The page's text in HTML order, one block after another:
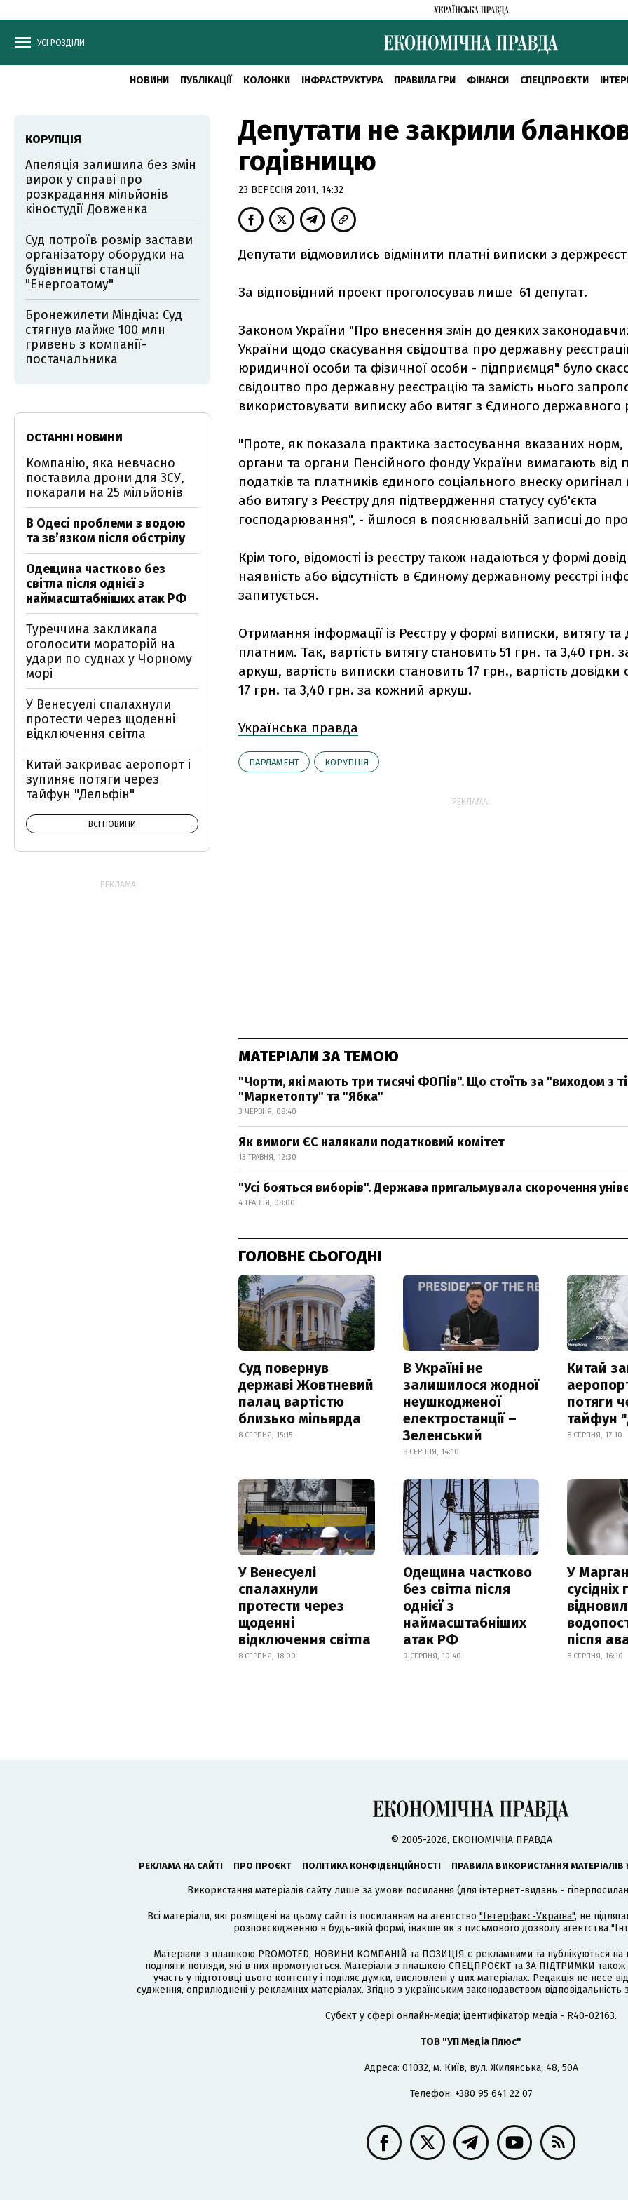
УСІ РОЗДІЛИ
НОВИНИ ПУБЛІКАЦІЇ КОЛОНКИ ІНФРАСТРУКТУРА ПРАВИЛА ГРИ ФІНАНСИ СПЕЦПРОЄКТИ
Депутати не закрили
годівницю
23 ВЕРЕСНЯ 2011, 14:32
Депутати відмовились відмінити платні виписки з
За відповідний проект проголосував лише 61 депутат.
Законом України "Про внесення змін до деяких
України щодо скасування свідоцтва про державну
юридичної особи та фізичної особи - підприємця" було
свідоцтво про державну реєстрацію та замість нього
використовувати виписку або витяг з Єдиного державного
"Проте, як показала практика застосування вказаних норм,
органи та органи Пенсійного фонду України вимагають від
податків та платників єдиного соціального внеску
або витягу з Реєстру для підтвердження статусу суб'єкта
господарювання", - йшлося в пояснювальній записці до
Крім того, відомості із реєстру також надаються у формі
наявність або відсутність в Єдиному державному реєстрі
запитується.
Отримання інформації із Реєстру у формі виписки, витягу та
платним. Так, вартість витягу становить 51 грн. та 3,40 грн.
аркуш, вартість виписки становить 17 грн., вартість довідки
17 грн. та 3,40 грн. за кожний аркуш.
Українська правда
ПАРЛАМЕНТ КОРУПЦІЯ
РЕКЛАМА:
МАТЕРІАЛИ ЗА ТЕМОЮ
"Чорти, які мають три тисячі ФОПів". Що стоїть за "виходом з
"Маркетопту" та "Ябка"
3 ЧЕРВНЯ, 08:40
Як вимоги ЄС налякали податковий комітет
13 ТРАВНЯ, 12:30
"Усі бояться виборів". Держава пригальмувала скорочення
4 ТРАВНЯ, 08:00
ГОЛОВНЕ СЬОГОДНІ
Суд повернув
державі Жовтневий
палац вартістю
близько мільярда
8 СЕРПНЯ, 15:15
В Україні не
залишилося жодної
неушкодженої
електростанції –
Зеленський
8 СЕРПНЯ, 14:10
Китай
потяги
тайфун
8 СЕРПНЯ, 17:10
У Венесуелі
спалахнули
протести через
щоденні
відключення світла
8 СЕРПНЯ, 18:00
Одещина частково
без світла після
однієї з
наймасштабніших
атак РФ
9 СЕРПНЯ, 10:40
У
після
8 СЕРПНЯ, 16:10
КОРУПЦІЯ
Апеляція залишила без змін
вирок у справі про
розкрадання мільйонів
кіностудії Довженка
Суд потроїв розмір застави
організатору оборудки на
будівництві станції
"Енергоатому"
Бронежилети Міндіча: Суд
стягнув майже 100 млн
гривень з компанії-
постачальника
ОСТАННІ НОВИНИ
Компанію, яка невчасно
поставила дрони для ЗСУ,
покарали на 25 мільйонів
В Одесі проблеми з водою
та звʼязком після обстрілу
Одещина частково без
світла після однієї з
наймасштабніших атак РФ
Туреччина закликала
оголосити мораторій на
удари по суднах у Чорному
морі
У Венесуелі спалахнули
протести через щоденні
відключення світла
Китай закриває аеропорт і
зупиняє потяги через
тайфун "Дельфін"
ВСІ НОВИНИ
РЕКЛАМА:
© 2005-2026, ЕКОНОМІЧНА ПРАВДА
РЕКЛАМА НА САЙТІ ПРО ПРОЄКТ ПОЛІТИКА КОНФІДЕНЦІЙНОСТІ ПРАВИЛА ВИКОРИСТАННЯ МАТЕРІАЛІВ
Використання матеріалів сайту лише за умови посилання (для інтернет-видань -
Всі матеріали, які розміщені на цьому сайті із посиланням на агентство "Інтерфакс-Україна", не
розповсюдженню в будь-якій формі, інакше як з письмового дозволу агентства
Матеріали з плашкою PROMOTED, НОВИНИ КОМПАНІЙ та ПОЗИЦІЯ є рекламними та публікуються на
поділяти погляди, які в них промотуються. Матеріали з плашкою СПЕЦПРОЄКТ та ЗА ПІДТРИМКИ
участь у підготовці цього контенту і поділяє думки, висловлені у цих матеріалах. Редакція не несе
судження, оприлюднені у рекламних матеріалах. Згідно з українським законодавством
Cубєкт у сфері онлайн-медіа; ідентифікатор медіа - R40-02163.
ТОВ "УП Медіа Плюс"
Адреса: 01032, м. Київ, вул. Жилянська, 48, 50А
Телефон: +380 95 641 22 07